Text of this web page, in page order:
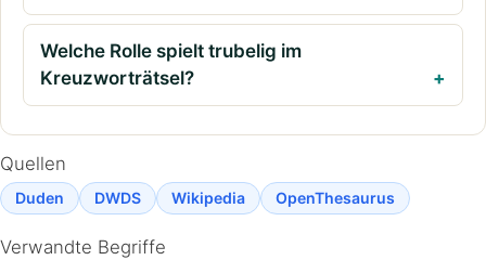
Welche Rolle spielt trubelig im
Kreuzworträtsel?
Quellen
Duden DWDS Wikipedia OpenThesaurus
Verwandte Begriffe